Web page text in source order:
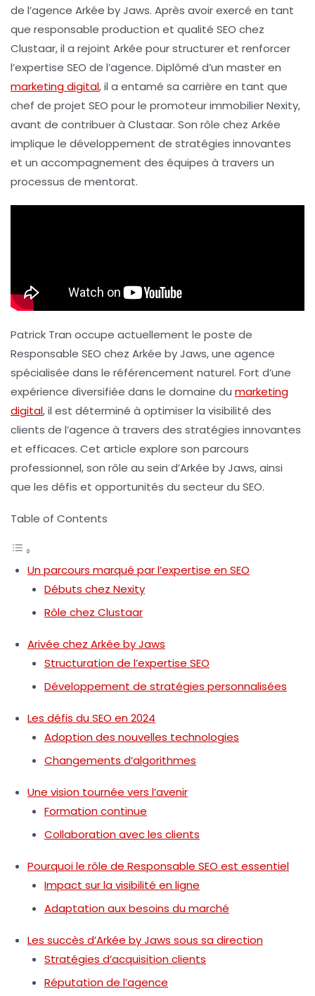
de l’agence Arkée by Jaws. Après avoir exercé en tant
que responsable production et qualité SEO chez
Clustaar, il a rejoint Arkée pour structurer et renforcer
l’expertise SEO de l’agence. Diplômé d’un master en
marketing digital, il a entamé sa carrière en tant que
chef de projet SEO pour le promoteur immobilierNexity,
avant de contribuer à Clustaar. Son rôle chez Arkée
implique le développement de stratégies innovantes
et un accompagnement des équipes à travers un
processus de mentorat.
Patrick Tran occupe actuellement le poste de
Responsable SEO chez Arkée by Jaws, une agence
spécialisée dans le référencement naturel. Fort d’une
expérience diversifiée dans le domaine du marketing
digital, il est déterminé à optimiser la visibilité des
clients de l’agence à travers des stratégies innovantes
et efficaces. Cet article explore son parcours
professionnel, son rôle au sein d’Arkée by Jaws, ainsi
que les défis et opportunités du secteur du SEO.
Table of Contents
Un parcours marqué par l’expertise en SEO
Débuts chez Nexity
Rôle chez Clustaar
Arivée chez Arkée by Jaws
Structuration de l’expertise SEO
Développement de stratégies personnalisées
Les défis du SEO en 2024
Adoption des nouvelles technologies
Changements d’algorithmes
Une vision tournée vers l’avenir
Formation continue
Collaboration avec les clients
Pourquoi le rôle de Responsable SEO est essentiel
Impact sur la visibilité en ligne
Adaptation aux besoins du marché
Les succès d’Arkée by Jaws sous sa direction
Stratégies d’acquisition clients
Réputation de l’agence